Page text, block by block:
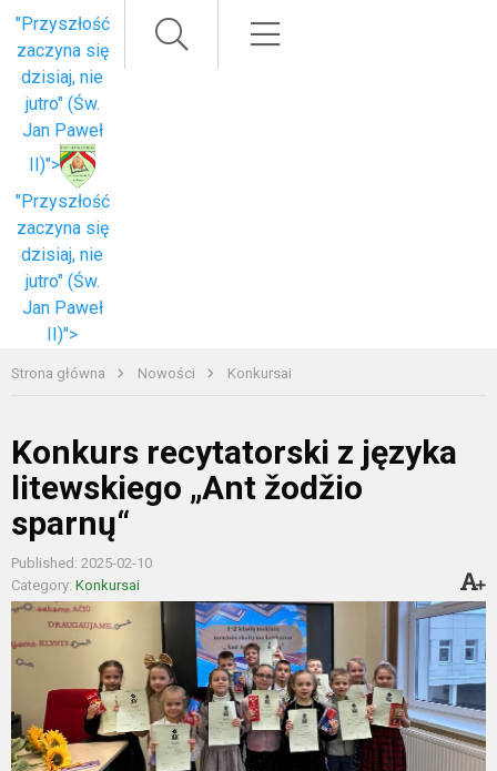
"Przyszłość
zaczyna się
dzisiaj, nie
jutro" (Św.
Jan Paweł
II)">
"Przyszłość
zaczyna się
dzisiaj, nie
jutro" (Św.
Jan Paweł
II)">
Strona główna Nowości Konkursai
Konkurs recytatorski z języka
litewskiego „Ant žodžio
sparnų“
Published: 2025-02-10
Category: Konkursai